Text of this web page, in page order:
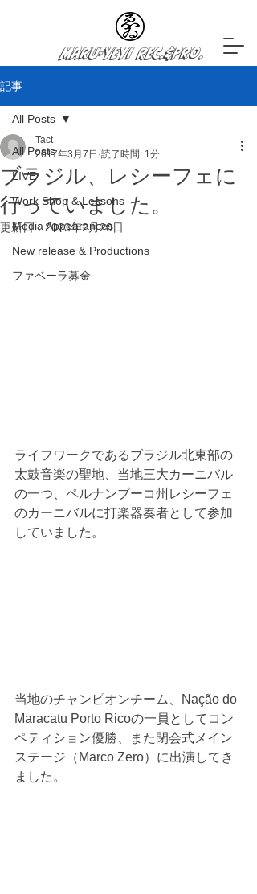
Maru-YeYi Rec.&Pro.
記事
All Posts
LIVE
Work Shop & Lessons
Media Appearances
New release & Productions
ファベーラ募金
All Posts
ブラジル、レシーフェに
行っていました。
Tact
2017年3月7日 読了時間: 1分
更新日：2023年2月20日
ライフワークであるブラジル北東部の
太鼓音楽の聖地、当地三大カーニバル
の一つ、ペルナンブーコ州レシーフェ
のカーニバルに打楽器奏者として参加
していました。
当地のチャンピオンチーム、Nação do
Maracatu Porto Ricoの一員としてコン
ペティション優勝、また閉会式メイン
ステージ（Marco Zero）に出演してき
ました。